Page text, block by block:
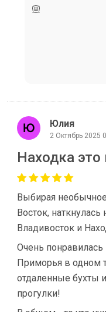
🏼
Юлия
2 Октябрь 2025
Находка это
Выбирая
Восток,
Владивосток и
Очень
Приморья в одном
отдаленные бухты
прогулки!